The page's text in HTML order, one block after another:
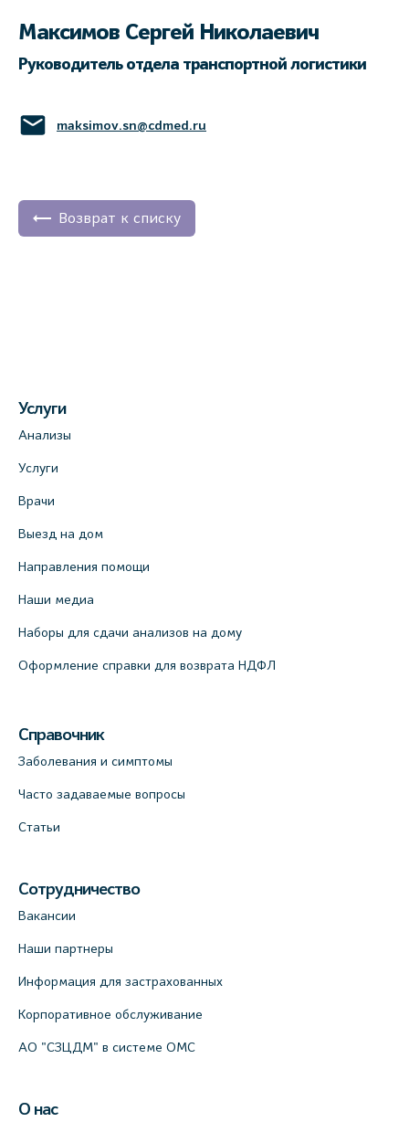
Максимов Сергей Николаевич
Руководитель отдела транспортной логистики
maksimov.sn@cdmed.ru
Возврат к списку
Услуги
Анализы
Услуги
Врачи
Выезд на дом
Направления помощи
Наши медиа
Наборы для сдачи анализов на дому
Оформление справки для возврата НДФЛ
Справочник
Заболевания и симптомы
Часто задаваемые вопросы
Статьи
Сотрудничество
Вакансии
Наши партнеры
Информация для застрахованных
Корпоративное обслуживание
АО "СЗЦДМ" в системе ОМС
О нас